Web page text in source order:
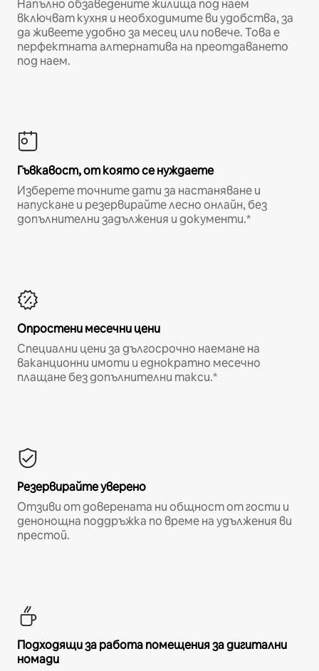
Напълно обзаведените жилища под наем
включват кухня и необходимите ви удобства, за
да живеете удобно за месец или повече. Това е
перфектната алтернатива на преотдаването
под наем.
Гъвкавост, от която се нуждаете
Изберете точните дати за настаняване и
напускане и резервирайте лесно онлайн, без
допълнителни задължения и документи.*
Опростени месечни цени
Специални цени за дългосрочно наемане на
ваканционни имоти и еднократно месечно
плащане без допълнителни такси.*
Резервирайте уверено
Отзиви от доверената ни общност от гости и
денонощна поддръжка по време на удължения ви
престой.
Подходящи за работа помещения за дигитални
номади